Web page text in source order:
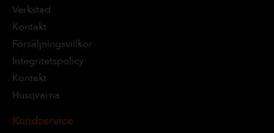
Verkstad
Kontakt
Försäljningsvillkor
Integritetspolicy
Kontakt
Husqvarna
Kundservice